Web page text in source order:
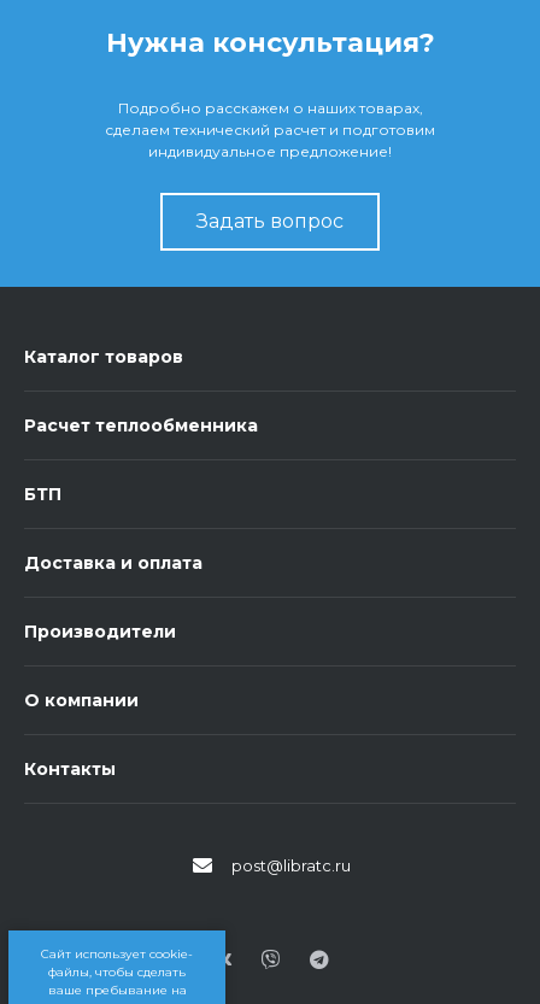
Сайт использует cookie-
файлы, чтобы сделать
ваше пребывание на
Нужна консультация?
Подробно расскажем о наших товарах,
сделаем технический расчет и подготовим
индивидуальное предложение!
Задать вопрос
Каталог товаров
Расчет теплообменника
БТП
Доставка и оплата
Производители
О компании
Контакты
post@libratc.ru